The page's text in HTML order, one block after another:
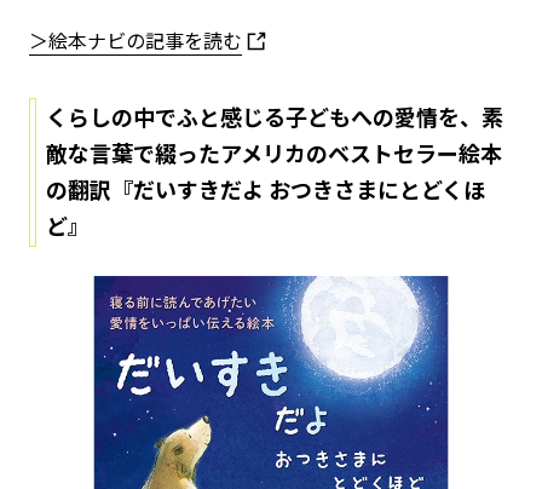
＞絵本ナビの記事を読む
くらしの中でふと感じる子どもへの愛情を、素
敵な言葉で綴ったアメリカのベストセラー絵本
の翻訳『だいすきだよ おつきさまにとどくほ
ど』